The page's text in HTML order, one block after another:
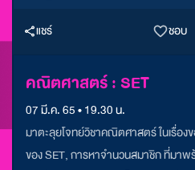
แชร์ ชอบ
คณิตศาสตร์ : SET
07 มี.ค. 65 • 19.30 น.
มาตะลุยโจทย์วิชาคณิตศาสตร์ ในเรื่องข
ของ SET, การหาจำนวนสมาชิก ที่มาพ